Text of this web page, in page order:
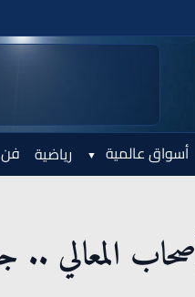
أسواق عالمية رياضية
المعالي ..